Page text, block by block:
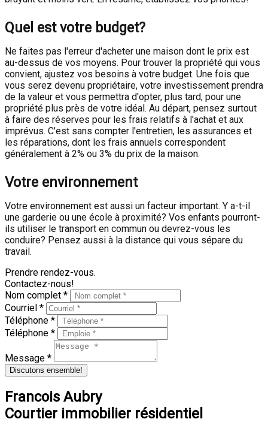
Quel est votre budget?
Ne faites pas l'erreur d'acheter une maison dont le prix est
au-dessus de vos moyens. Pour trouver la propriété qui vous
convient, ajustez vos besoins à votre budget. Une fois que
vous serez devenu propriétaire, votre investissement prendra
de la valeur et vous permettra d'opter, plus tard, pour une
propriété plus près de votre idéal. Au départ, pensez surtout
à faire des réserves pour les frais relatifs à l'achat et aux
imprévus. C'est sans compter l'entretien, les assurances et
les réparations, dont les frais annuels correspondent
généralement à 2% ou 3% du prix de la maison.
Votre environnement
Votre environnement est aussi un facteur important. Y a-t-il
une garderie ou une école à proximité? Vos enfants pourront-
ils utiliser le transport en commun ou devrez-vous les
conduire? Pensez aussi à la distance qui vous sépare du
travail.
Prendre rendez-vous.
Contactez-nous!
Nom complet *
Courriel *
Téléphone *
Téléphone *
Message *
Discutons ensemble!
Francois Aubry
Courtier immobilier résidentiel